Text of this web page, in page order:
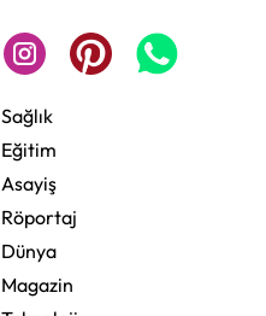
Sağlık
Eğitim
Asayiş
Röportaj
Dünya
Magazin